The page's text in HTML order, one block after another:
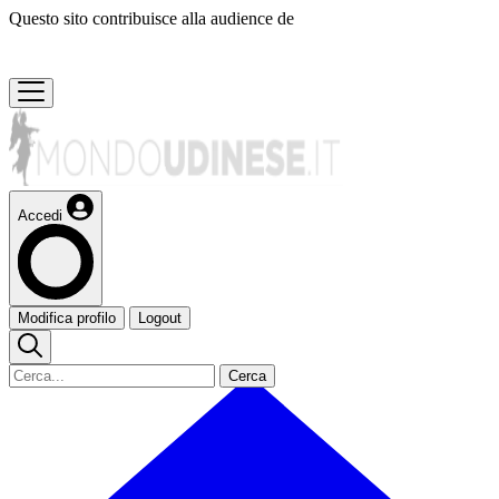
Questo sito contribuisce alla audience de
Accedi
Modifica profilo Logout
Cerca